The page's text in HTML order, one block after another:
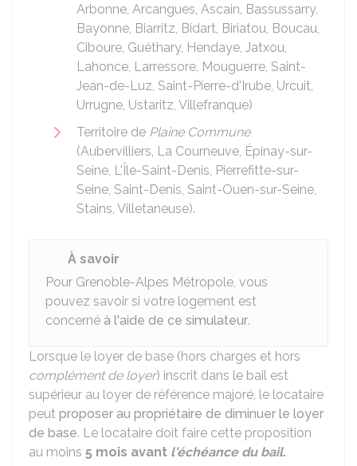
Arbonne, Arcangues, Ascain, Bassussarry,
Bayonne, Biarritz, Bidart, Biriatou, Boucau,
Ciboure, Guéthary, Hendaye, Jatxou,
Lahonce, Larressore, Mouguerre, Saint-
Jean-de-Luz, Saint-Pierre-d'Irube, Urcuit,
Urrugne, Ustaritz, Villefranque)
Territoire de Plaine Commune
(Aubervilliers, La Courneuve, Épinay-sur-
Seine, L'Île-Saint-Denis, Pierrefitte-sur-
Seine, Saint-Denis, Saint-Ouen-sur-Seine,
Stains, Villetaneuse).
À savoir
Pour Grenoble-Alpes Métropole, vous
pouvez savoir si votre logement est
concerné à l'aide de ce simulateur.
Lorsque le loyer de base (hors charges et hors
complément de loyer) inscrit dans le bail est
supérieur au loyer de référence majoré, le locataire
peut proposer au propriétaire de diminuer le loyer
de base. Le locataire doit faire cette proposition
au moins 5 mois avant l'échéance du bail.